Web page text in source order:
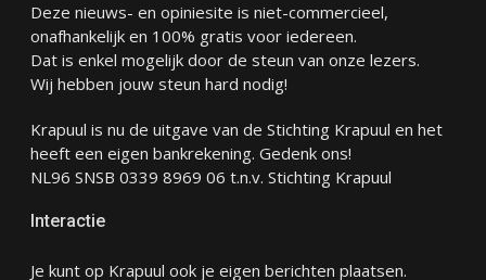
Deze nieuws- en opiniesite is niet-commercieel,
onafhankelijk en 100% gratis voor iedereen.
Dat is enkel mogelijk door de steun van onze lezers.
Wij hebben jouw steun hard nodig!
Krapuul is nu de uitgave van de Stichting Krapuul en het
heeft een eigen bankrekening. Gedenk ons!
NL96 SNSB 0339 8969 06 t.n.v. Stichting Krapuul
Interactie
Je kunt op Krapuul ook je eigen berichten plaatsen.